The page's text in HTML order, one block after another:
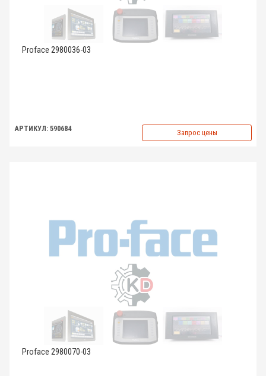
Proface 2980036-03
АРТИКУЛ: 590684 Запрос цены
Proface 2980070-03